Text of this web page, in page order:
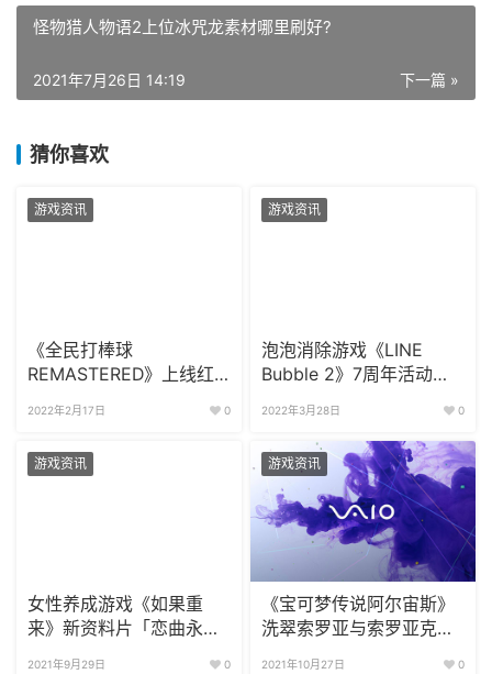
怪物猎人物语2上位冰咒龙素材哪里刷好?
下一篇 »
2021年7月26日 14:19
猜你喜欢
游戏资讯
《全民打棒球
REMASTERED》上线红
阵容
2022年2月17日 0
游戏资讯
泡泡消除游戏《LINE
Bubble 2》7周年活动揭
2022年3月28日 0
游戏资讯
女性养成游戏《如果重
来》新资料片「恋曲永
2021年9月29日 0
游戏资讯
《宝可梦传说阿尔宙斯》
洗翠索罗亚与索罗亚克正
2021年10月27日 0